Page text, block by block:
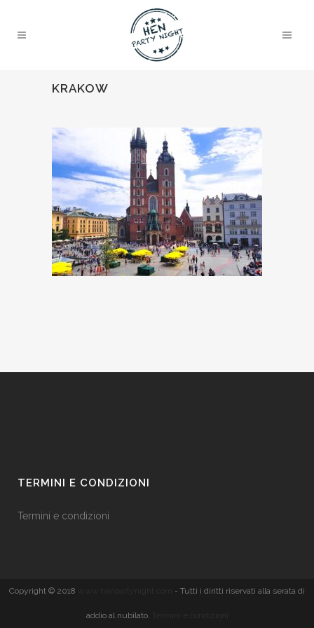
KRAKOW
TERMINI E CONDIZIONI
Termini e condizioni
Copyright © 2018 - Tutti i diritti riservati alla serata di
addio al nubilato.